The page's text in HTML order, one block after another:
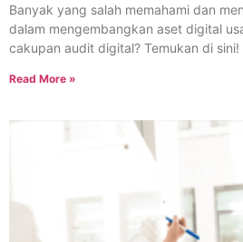
Banyak yang salah memahami dan
dalam mengembangkan aset digital
cakupan audit digital? Temukan di sini!
Read More »